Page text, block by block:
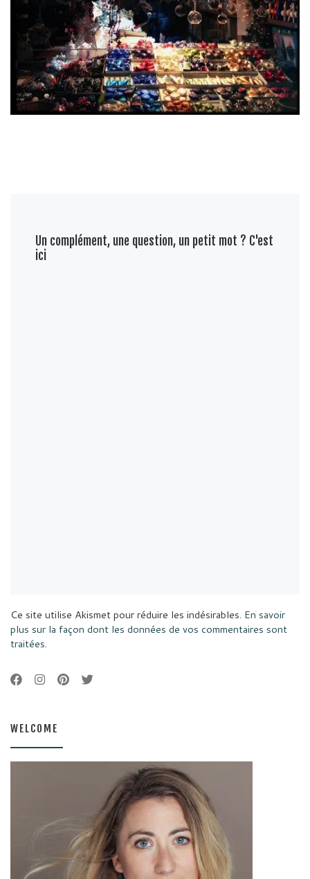
Un complément, une question, un petit mot ? C'est
ici
Ce site utilise Akismet pour réduire les indésirables. En savoir
plus sur la façon dont les données de vos commentaires sont
traitées.
WELCOME